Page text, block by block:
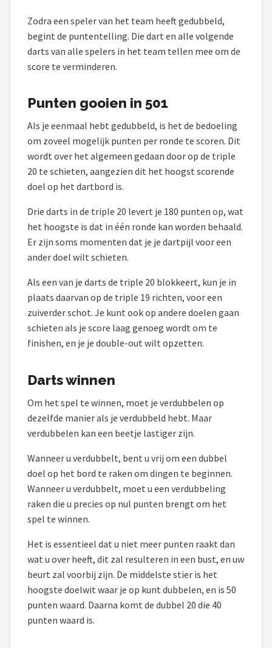
Zodra een speler van het team heeft gedubbeld,
begint de puntentelling. Die dart en alle volgende
darts van alle spelers in het team tellen mee om de
score te verminderen.
Punten gooien in 501
Als je eenmaal hebt gedubbeld, is het de bedoeling
om zoveel mogelijk punten per ronde te scoren. Dit
wordt over het algemeen gedaan door op de triple
20 te schieten, aangezien dit het hoogst scorende
doel op het dartbord is.
Drie darts in de triple 20 levert je 180 punten op, wat
het hoogste is dat in één ronde kan worden behaald.
Er zijn soms momenten dat je je dartpijl voor een
ander doel wilt schieten.
Als een van je darts de triple 20 blokkeert, kun je in
plaats daarvan op de triple 19 richten, voor een
zuiverder schot. Je kunt ook op andere doelen gaan
schieten als je score laag genoeg wordt om te
finishen, en je je double-out wilt opzetten.
Darts winnen
Om het spel te winnen, moet je verdubbelen op
dezelfde manier als je verdubbeld hebt. Maar
verdubbelen kan een beetje lastiger zijn.
Wanneer u verdubbelt, bent u vrij om een dubbel
doel op het bord te raken om dingen te beginnen.
Wanneer u verdubbelt, moet u een verdubbeling
raken die u precies op nul punten brengt om het
spel te winnen.
Het is essentieel dat u niet meer punten raakt dan
wat u over heeft, dit zal resulteren in een bust, en uw
beurt zal voorbij zijn. De middelste stier is het
hoogste doelwit waar je op kunt dubbelen, en is 50
punten waard. Daarna komt de dubbel 20 die 40
punten waard is.